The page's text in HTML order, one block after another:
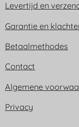
Levertijd en
Garantie en
Betaalmethodes
Contact
Algemene
Privacy